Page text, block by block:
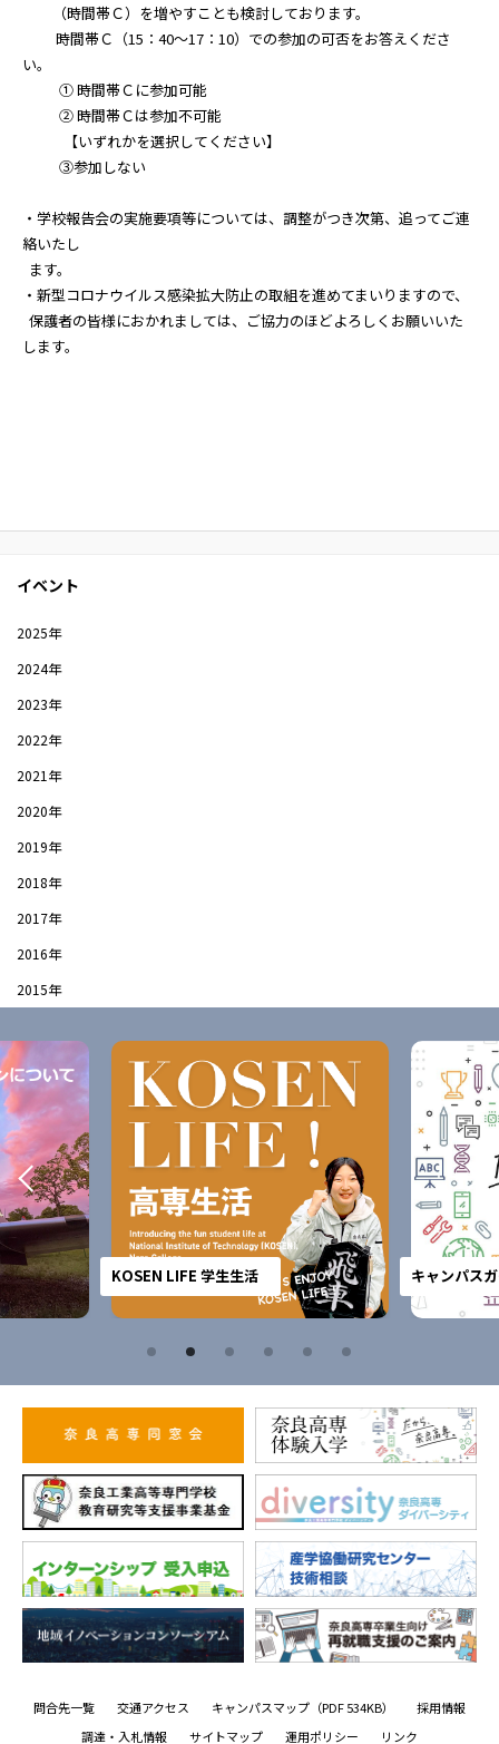
（時間帯Ｃ）を増やすことも検討しております。
時間帯Ｃ（15：40～17：10）での参加の可否をお答えくださ
い。
① 時間帯Ｃに参加可能
② 時間帯Ｃは参加不可能
【いずれかを選択してください】
③参加しない
・学校報告会の実施要項等については、調整がつき次第、追ってご連
絡いたし
ます。
・新型コロナウイルス感染拡大防止の取組を進めてまいりますので、
保護者の皆様におかれましては、ご協力のほどよろしくお願いいた
します。
イベント
2025年
2024年
2023年
2022年
2021年
2020年
2019年
2018年
2017年
2016年
2015年
KOSEN LIFE 学生生活 キャンパス
問合先一覧 交通アクセス キャンパスマップ （PDF 534KB）
採用情報
調達・入札情報
サイトマップ 運用ポリシー リンク